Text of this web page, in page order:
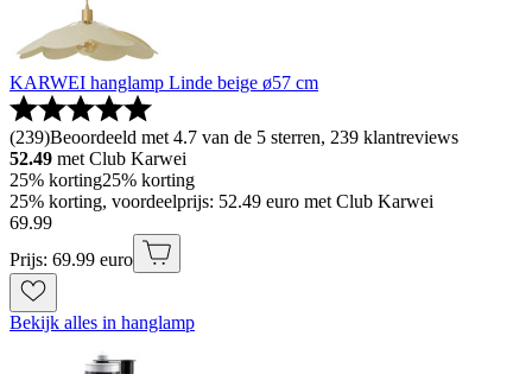
KARWEI hanglamp Linde beige ø57 cm
(239)Beoordeeld met 4.7 van de 5 sterren, 239 klantreviews
52.49 met Club Karwei
25% korting25% korting
25% korting, voordeelprijs: 52.49 euro met Club Karwei
69.99
Prijs: 69.99 euro
Bekijk alles in hanglamp